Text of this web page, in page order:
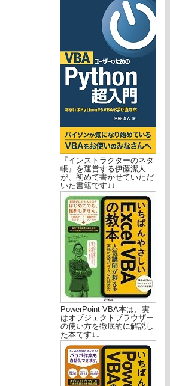
『インストラクターのネタ
帳』を運営する伊藤潔人
が、初めて書かせていただ
いた書籍です↓↓
PowerPoint VBA本は、実
はオブジェクトブラウザー
の使い方を徹底的に解説し
た本です↓↓